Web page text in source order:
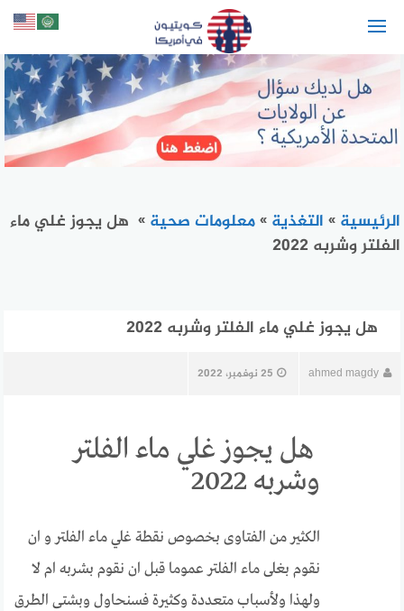
الرئيسية » التغذية »معلومات صحية » هل يجوز غلي ماء
الفلتر وشربه 2022
هل يجوز غلي ماء الفلتر وشربه 2022
ahmed magdy 25 نوفمبر، 2022
هل يجوز غلي ماء الفلتر
وشربه 2022
الكثير من الفتاوى بخصوص نقطة غلي ماء الفلتر و ان
نقوم بغلى ماء الفلتر عموما قبل ان نقوم بشربه ام لا
ولهذا ولأسباب متعددة وكثيرة فسنحاول وبشتى الطرق